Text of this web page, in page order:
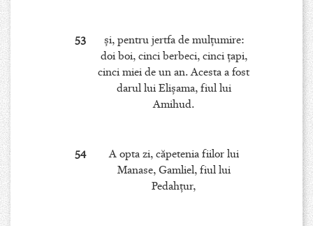
53
şi, pentru jertfa de mulţumire:
doi boi, cinci berbeci, cinci ţapi,
cinci miei de un an. Acesta a fost
darul lui Elişama, fiul lui
Amihud.
54
A opta zi, căpetenia fiilor lui
Manase, Gamliel, fiul lui
Pedahţur,